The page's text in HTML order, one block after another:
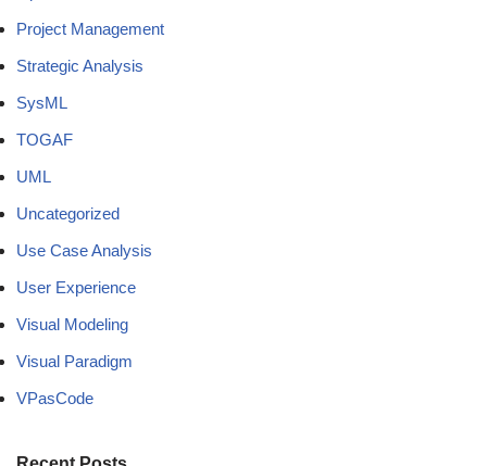
Project Management
Strategic Analysis
SysML
TOGAF
UML
Uncategorized
Use Case Analysis
User Experience
Visual Modeling
Visual Paradigm
VPasCode